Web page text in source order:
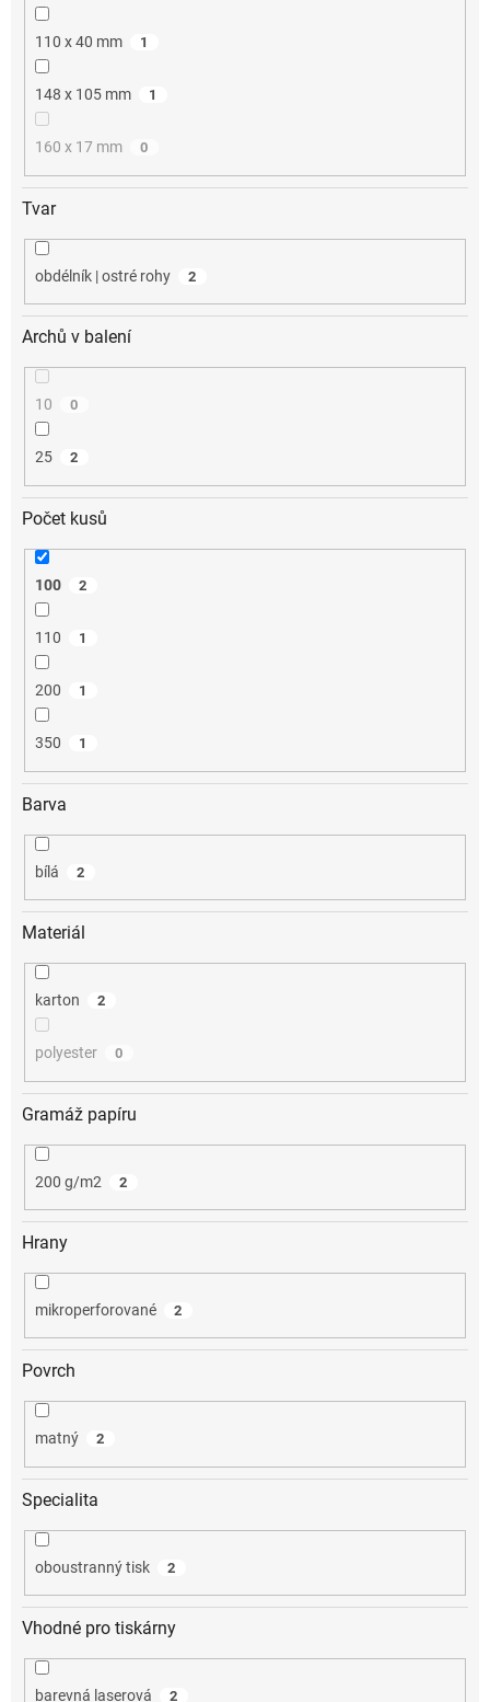
110 x 40 mm 1
148 x 105 mm 1
160 x 17 mm 0
Tvar
obdélník | ostré rohy 2
Archů v balení
10 0
25 2
Počet kusů
100 2
110 1
200 1
350 1
Barva
bílá 2
Materiál
karton 2
polyester 0
Gramáž papíru
200 g/m2 2
Hrany
mikroperforované 2
Povrch
matný 2
Specialita
oboustranný tisk 2
Vhodné pro tiskárny
barevná laserová 2